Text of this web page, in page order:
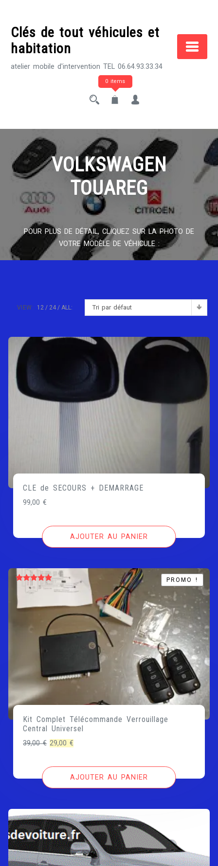
contentClés de tout véhicules et
habitation
atelier mobile d'intervention TEL 06.64.93.33.34
0 items
VOLKSWAGEN
TOUAREG
POUR PLUS DE DÉTAIL, CLIQUEZ SUR LA PHOTO DE
VOTRE MODÈLE DE VÉHICULE :
Tri par défaut
VIEW: 12 24 ALL:
CLE de SECOURS + DEMARRAGE
99,00€
AJOUTER AU PANIER
Note 5.00
PROMO !
PROMO !
Kit Complet Télécommande Verrouillage
Central Universel
39,00€ Le
initial
29,00€
actuel
est :
AJOUTER AU PANIER